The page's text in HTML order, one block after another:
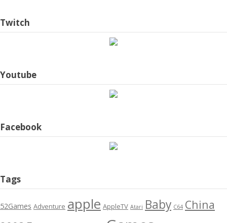
Twitch
Youtube
Facebook
Tags
52Games Adventure apple AppleTV Atari Baby C64 China